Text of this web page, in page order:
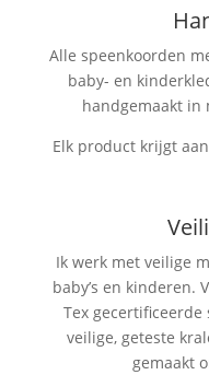
Alle speenkoorden
baby- en
handgemaakt in
Elk product krijgt
Ik werk met veilige
baby’s en kinderen.
Tex
veilige, geteste
gemaakt